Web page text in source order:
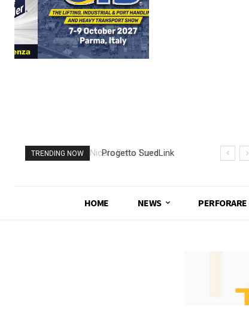
TRENDING NOW
Progetto SuedLink
con TBM del
HOME NEWS